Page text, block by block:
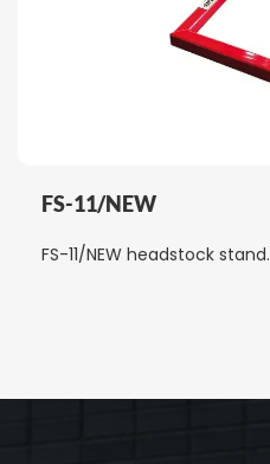
FS-11/NEW
FS-11/NEW headstock stand.